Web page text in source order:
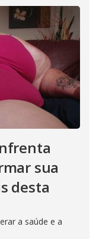
sua
desta
a saúde e a